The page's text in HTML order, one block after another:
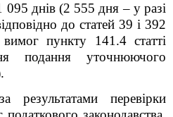
095 днів (2 555 дня – у разі
до статей 39 і 392
вимог пункту 141.4 статті
подання уточнюючого
результатами перевірки